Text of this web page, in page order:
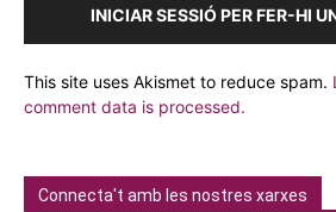
INICIAR SESSIÓ PER FER-HI
This site uses Akismet to reduce spam.
comment data is processed.
Connecta't amb les nostres xarxes